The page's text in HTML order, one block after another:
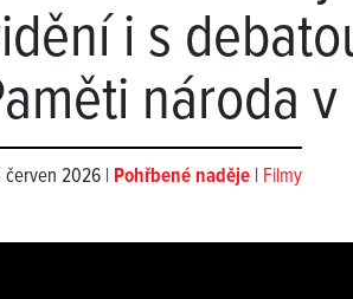
i s
národa
červen 2026 | Pohřbené naděje| Filmy